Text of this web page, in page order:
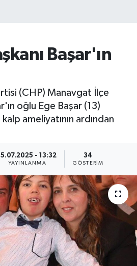
Başar'ın
(CHP) Manavgat İlçe
oğlu Ege Başar (13)
ameliyatının ardından
- 13:32
YAYINLANMA
34
GÖSTERIM